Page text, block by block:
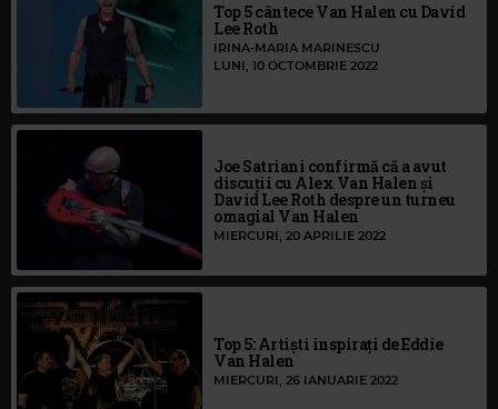
Top 5 cântece Van Halen cu David
Lee Roth
IRINA-MARIA MARINESCU
LUNI, 10 OCTOMBRIE 2022
Joe Satriani confirmă că a avut
discuții cu Alex Van Halen și
David Lee Roth despre un turneu
omagial Van Halen
MIERCURI, 20 APRILIE 2022
Top 5: Artiști inspirați de Eddie
Van Halen
MIERCURI, 26 IANUARIE 2022